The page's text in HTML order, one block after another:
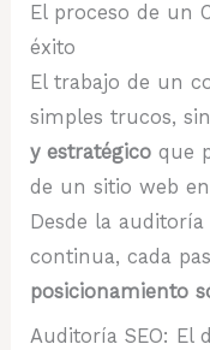
El proceso de un
éxito
El trabajo de un
simples trucos,
y estratégicoque
de un sitio web
Desde la
continua, cada
posicionamiento
Auditoría SEO: El